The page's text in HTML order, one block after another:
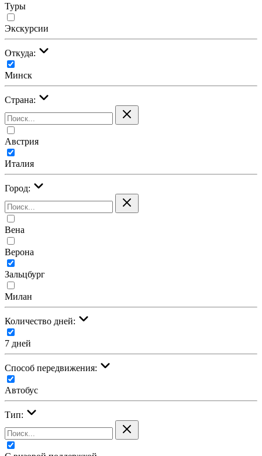
Туры
Экскурсии
Откуда:
Минск
Страна:
Австрия
Италия
Город:
Вена
Верона
Зальцбург
Милан
Количество дней:
7 дней
Cпособ передвижения:
Автобус
Тип: